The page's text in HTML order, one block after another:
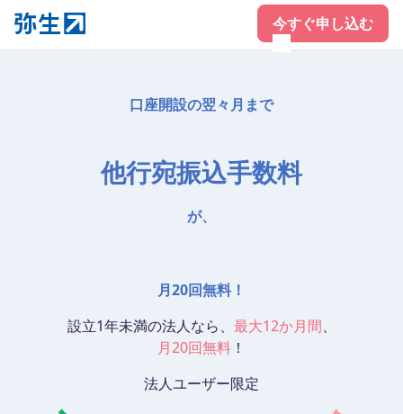
今すぐ申し込む
口座開設の翌々月まで
他行宛振込手数料
が、
月20回無料！
設立1年未満の法人なら、 最大12か月間、
月20回無料 ！
法人ユーザー限定